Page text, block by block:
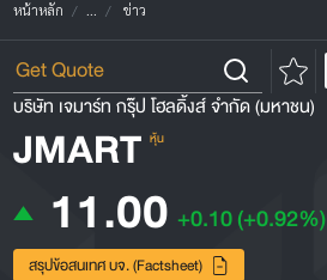
หน้าหลัก ... ข่าว
บริษัท เจมาร์ท กรุ๊ป โฮลดิ้งส์ จำกัด (มหาชน)
JMART หุ้น
11.00 +0.10(+0.92%)
สรุปข้อสนเทศ บจ. (Factsheet)